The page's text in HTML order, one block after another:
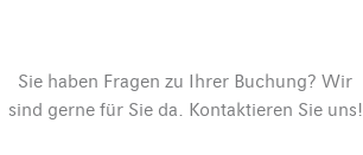
Sie haben Fragen zu Ihrer Buchung? Wir
sind gerne für Sie da. Kontaktieren Sie uns!